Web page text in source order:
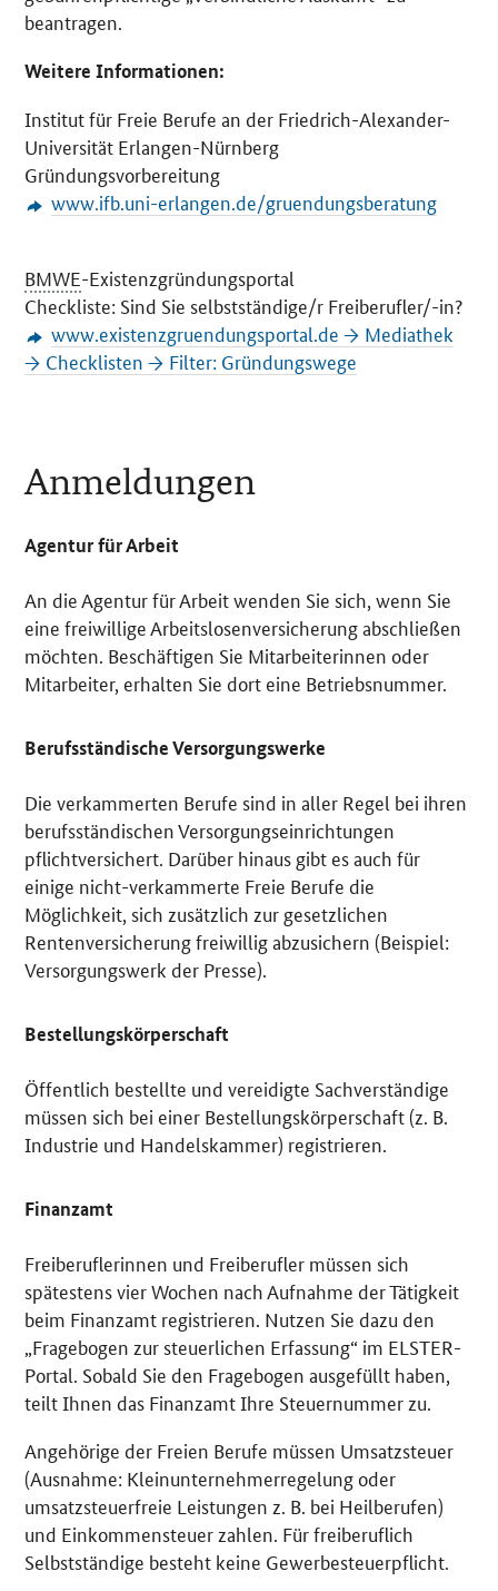
beantragen.
Weitere Informationen:
Institut für Freie Berufe an der Friedrich-Alexander-
Universität Erlangen-Nürnberg
Gründungsvorbereitung
www.ifb.uni-erlangen.de/gruendungsberatung
BMWE-Existenzgründungsportal
Checkliste: Sind Sie selbstständige/r Freiberufler/-in?
www.existenzgruendungsportal.de → Mediathek
→ Checklisten → Filter: Gründungswege
Anmeldungen
Agentur für Arbeit
An die Agentur für Arbeit wenden Sie sich, wenn Sie
eine freiwillige Arbeitslosenversicherung abschließen
möchten. Beschäftigen Sie Mitarbeiterinnen oder
Mitarbeiter, erhalten Sie dort eine Betriebsnummer.
Berufsständische Versorgungswerke
Die verkammerten Berufe sind in aller Regel bei ihren
berufsständischen Versorgungseinrichtungen
pflichtversichert. Darüber hinaus gibt es auch für
einige nicht-verkammerte Freie Berufe die
Möglichkeit, sich zusätzlich zur gesetzlichen
Rentenversicherung freiwillig abzusichern (Beispiel:
Versorgungswerk der Presse).
Bestellungskörperschaft
Öffentlich bestellte und vereidigte Sachverständige
müssen sich bei einer Bestellungskörperschaft (z. B.
Industrie­ und Handelskammer) registrieren.
Finanzamt
Freiberuflerinnen und Freiberufler müssen sich
spätestens vier Wochen nach Aufnahme der Tätigkeit
beim Finanzamt registrieren. Nutzen Sie dazu den
„Fragebogen zur steuerlichen Erfassung“ im ELSTER-
Portal. Sobald Sie den Fragebogen ausgefüllt haben,
teilt Ihnen das Finanzamt Ihre Steuernummer zu.
Angehörige der Freien Berufe müssen Umsatzsteuer
(Ausnahme: Kleinunternehmerregelung oder
umsatzsteuerfreie Leistungen z. B. bei Heilberufen)
und Einkommensteuer zahlen. Für freiberuflich
Selbstständige besteht keine Gewerbesteuerpflicht.